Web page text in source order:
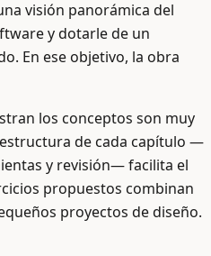
visión panorámica del
y dotarle de un
En ese objetivo, la obra
los conceptos son muy
de cada capítulo —
y revisión— facilita el
propuestos combinan
proyectos de diseño.